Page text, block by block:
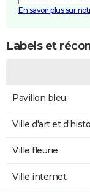
En savoir plus sur
Labels et
Pavillon bleu
Ville d'art et
Ville fleurie
Ville internet